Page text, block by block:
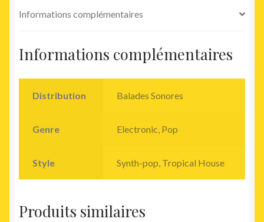
Informations complémentaires
Informations complémentaires
Distribution Balades Sonores
Genre Electronic Pop
Style Synth-pop Tropical House
Produits similaires